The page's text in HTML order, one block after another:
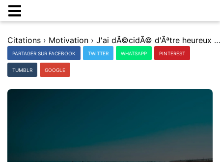
Citations › Motivation › J'ai dÃ©cidÃ© d'Ãªtre heureux parce que c'est bon pour la santÃ©.
PARTAGER SUR FACEBOOK TWITTER WHATSAPP PINTEREST
TUMBLR GOOGLE